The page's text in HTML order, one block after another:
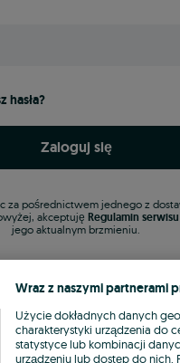
hasła?
Zaloguj się
za pośrednictwem jednego z
akceptuję Regulamin serwisu
jego aktualnym brzmieniu.
Wraz z naszymi partnerami
Użycie dokładnych danych
charakterystyki urządzenia do
statystyce lub kombinacji
urządzeniu lub dostęp do nich.